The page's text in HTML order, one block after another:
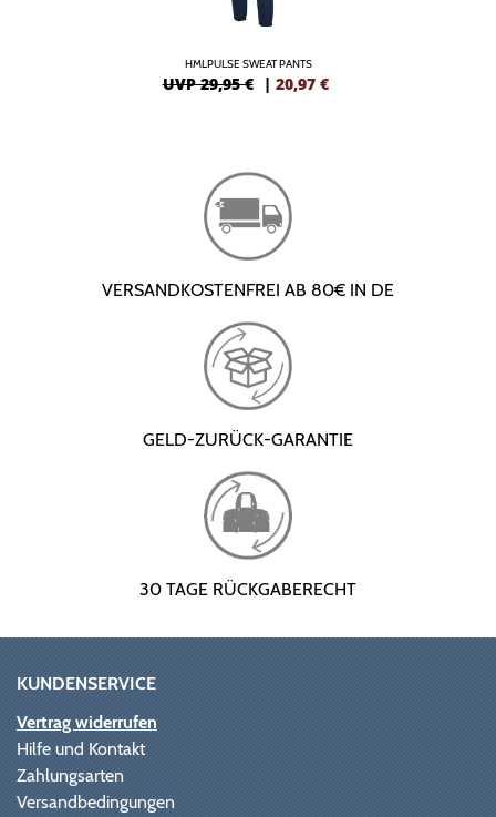
HMLPULSE SWEAT PANTS
UVP 29,95 € | 20,97 €
VERSANDKOSTENFREI AB 80€ IN DE
GELD-ZURÜCK-GARANTIE
30 TAGE RÜCKGABERECHT
KUNDENSERVICE
Vertrag widerrufen
Hilfe und Kontakt
Zahlungsarten
Versandbedingungen